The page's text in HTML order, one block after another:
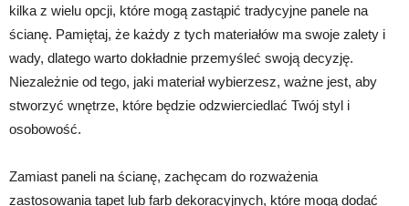
kilka z wielu opcji, które mogą zastąpić tradycyjne panele na
ścianę. Pamiętaj, że każdy z tych materiałów ma swoje zalety i
wady, dlatego warto dokładnie przemyśleć swoją decyzję.
Niezależnie od tego, jaki materiał wybierzesz, ważne jest, aby
stworzyć wnętrze, które będzie odzwierciedlać Twój styl i
osobowość.
Zamiast paneli na ścianę, zachęcam do rozważenia
zastosowania tapet lub farb dekoracyjnych, które mogą dodać